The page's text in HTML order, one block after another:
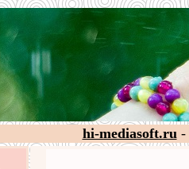
hi-mediasoft.ru-